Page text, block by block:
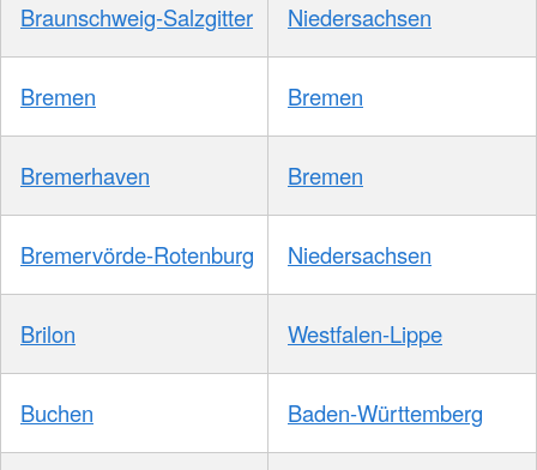
Braunschweig-Salzgitter Niedersachsen
Bremen Bremen
Bremerhaven Bremen
Bremervörde-Rotenburg Niedersachsen
Brilon Westfalen-Lippe
Buchen Baden-Württemberg